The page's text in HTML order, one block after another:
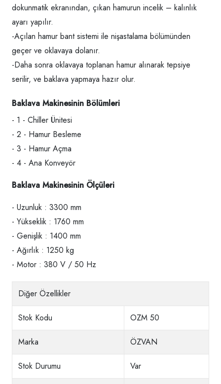
dokunmatik ekranından, çıkan hamurun incelik – kalınlık
ayarı yapılır.
-Açılan hamur bant sistemi ile nişastalama bölümünden
geçer ve oklavaya dolanır.
-Daha sonra oklavaya toplanan hamur alınarak tepsiye
serilir, ve baklava yapmaya hazır olur.
Baklava Makinesinin Bölümleri
- 1 - Chiller Ünitesi
- 2 - Hamur Besleme
- 3 - Hamur Açma
- 4 - Ana Konveyör
Baklava Makinesinin Ölçüleri
- Uzunluk : 3300 mm
- Yükseklik : 1760 mm
- Genişlik : 1400 mm
- Ağırlık : 1250 kg
- Motor : 380 V / 50 Hz
Diğer Özellikler
Stok Kodu OZM 50
Marka ÖZVAN
Stok Durumu Var